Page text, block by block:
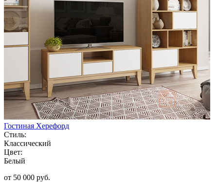
Гостиная Херефорд
Стиль:
Классический
Цвет:
Белый
от 50 000 руб.